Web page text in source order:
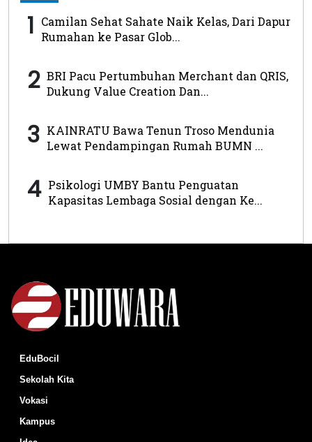
1 Camilan Sehat Sahate Naik Kelas, Dari Dapur
Rumahan ke Pasar Glob...
2 BRI Pacu Pertumbuhan Merchant dan QRIS,
Dukung Value Creation Dan...
3 KAINRATU Bawa Tenun Troso Mendunia
Lewat Pendampingan Rumah BUMN ...
4 Psikologi UMBY Bantu Penguatan
Kapasitas Lembaga Sosial dengan Ke...
EduBocil
Sekolah Kita
Vokasi
Kampus